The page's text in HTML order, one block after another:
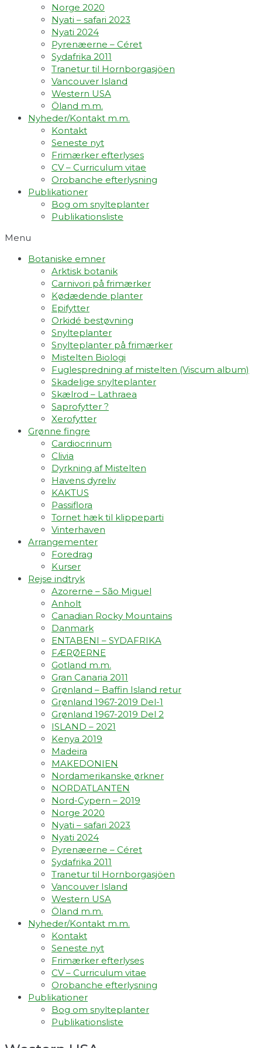
Norge 2020
Nyati – safari 2023
Nyati 2024
Pyrenæerne – Céret
Sydafrika 2011
Tranetur til Hornborgasjöen
Vancouver Island
Western USA
Öland m.m.
Nyheder/Kontakt m.m.
Kontakt
Seneste nyt
Frimærker efterlyses
CV – Curriculum vitae
Orobanche efterlysning
Publikationer
Bog om snylteplanter
Publikationsliste
Menu
Botaniske emner
Arktisk botanik
Carnivori på frimærker
Kødædende planter
Epifytter
Orkidé bestøvning
Snylteplanter
Snylteplanter på frimærker
Mistelten Biologi
Fuglespredning af mistelten (Viscum album)​
Skadelige snylteplanter
Skælrod – Lathraea
Saprofytter ?
Xerofytter
Grønne fingre
Cardiocrinum
Clivia
Dyrkning af Mistelten
Havens dyreliv
KAKTUS
Passiflora
Tornet hæk til klippeparti
Vinterhaven
Arrangementer
Foredrag
Kurser
Rejse indtryk
Azorerne – São Miguel
Anholt
Canadian Rocky Mountains
Danmark
ENTABENI – SYDAFRIKA
FÆRØERNE
Gotland m.m.
Gran Canaria 2011
Grønland – Baffin Island retur
Grønland 1967-2019 Del-1
Grønland 1967-2019 Del 2
ISLAND – 2021
Kenya 2019
Madeira
MAKEDONIEN
Nordamerikanske ørkner
NORDATLANTEN
Nord-Cypern – 2019
Norge 2020
Nyati – safari 2023
Nyati 2024
Pyrenæerne – Céret
Sydafrika 2011
Tranetur til Hornborgasjöen
Vancouver Island
Western USA
Öland m.m.
Nyheder/Kontakt m.m.
Kontakt
Seneste nyt
Frimærker efterlyses
CV – Curriculum vitae
Orobanche efterlysning
Publikationer
Bog om snylteplanter
Publikationsliste